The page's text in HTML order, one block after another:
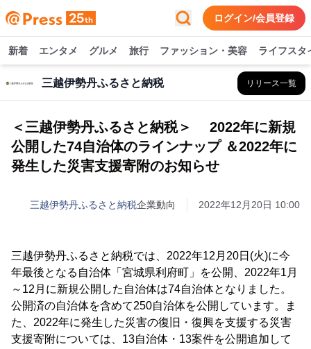
ログイン/会員登録
新着 エンタメ グルメ 旅行 ファッション・美容 ライフスタ
三越伊勢丹ふるさと納税 リリース一覧
＜三越伊勢丹ふるさと納税＞ 2022年に新規
公開した74自治体のラインナップ ＆2022年に
発生した災害支援寄附のお知らせ
三越伊勢丹ふるさと納税企業動向 2022年12月20日 10:00
三越伊勢丹ふるさと納税では、2022年12月20日(火)に今
年最後となる自治体「宮城県利府町」を公開、2022年1月
～12月に新規公開した自治体は74自治体となりました。
公開済の自治体を含めて250自治体を公開しています。ま
た、2022年に発生した災害の復旧・復興を支援する災害
支援寄附については、13自治体・13案件を公開追加して